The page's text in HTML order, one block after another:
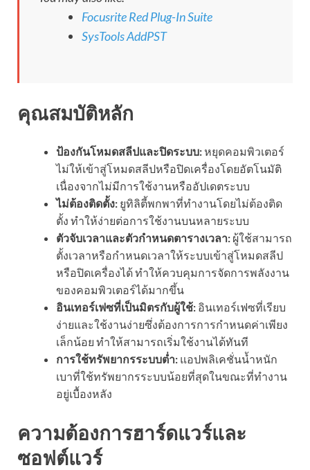
Focusrite Red Plug-In Suite
SysTools AddPST
คุณสมบัติหลัก
ป้องกันโหมดสลีปและปิดระบบ:หยุดคอมพิวเตอร์
ไม่ให้เข้าสู่โหมดสลีปหรือปิดเครื่องโดยอัตโนมัติ
เนื่องจากไม่มีการใช้งานหรืออัปเดตระบบ
ไม่ต้องติดตั้ง: ยูทิลิตี้พกพาที่ทำงานโดยไม่ต้องติด
ตั้ง ทำให้ง่ายต่อการใช้งานบนหลายระบบ
ตัวจับเวลาและตัวกำหนดตารางเวลา: ผู้ใช้สามารถ
ตั้งเวลาหรือกำหนดเวลาให้ระบบเข้าสู่โหมดสลีป
หรือปิดเครื่องได้ ทำให้ควบคุมการจัดการพลังงาน
ของคอมพิวเตอร์ได้มากขึ้น
อินเทอร์เฟซที่เป็นมิตรกับผู้ใช้: อินเทอร์เฟซที่เรียบ
ง่ายและใช้งานง่ายซึ่งต้องการการกำหนดค่าเพียง
เล็กน้อย ทำให้สามารถเริ่มใช้งานได้ทันที
การใช้ทรัพยากรระบบต่ำ: แอปพลิเคชั่นน้ำหนัก
เบาที่ใช้ทรัพยากรระบบน้อยที่สุดในขณะที่ทำงาน
อยู่เบื้องหลัง
ความต้องการฮาร์ดแวร์และ
ซอฟต์แวร์